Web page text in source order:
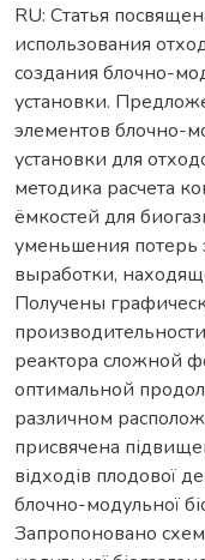
RU: Статья
использования
создания блочно-
установки.
элементов блочно-
установки для
методика расчета
ёмкостей для
уменьшения потерь
выработки,
Получены
реактора сложной
оптимальной
различном
присвячена
відходів плодової
блочно-модульної
Запропоновано